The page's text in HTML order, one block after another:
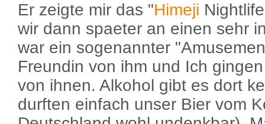
Er zeigte mir das "Himeji
wir dann spaeter an einen sehr
war ein sogenannter
Freundin von ihm und Ich
von ihnen. Alkohol gibt es dort
durften einfach unser Bier vom